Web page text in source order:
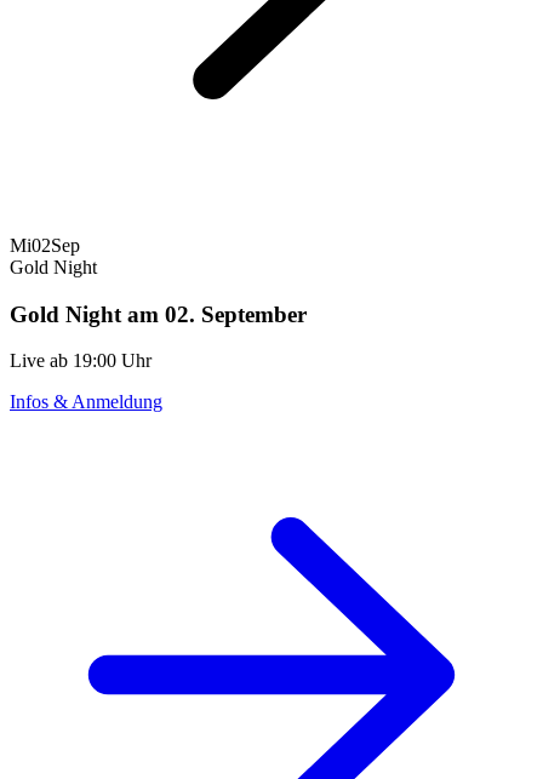
Mi02Sep
Gold Night
Gold Night am 02. September
Live ab 19:00 Uhr
Infos & Anmeldung